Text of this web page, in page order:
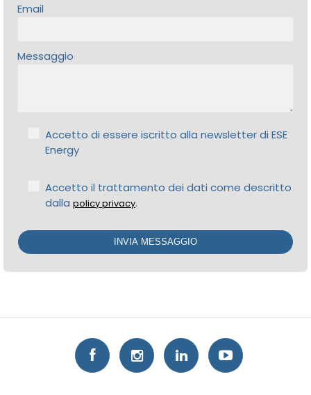
Email
Messaggio
Accetto di essere iscritto alla newsletter di ESE
Energy
Accetto il trattamento dei dati come descritto
dalla policy privacy.